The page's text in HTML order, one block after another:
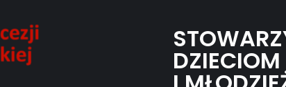
DZIECIOM